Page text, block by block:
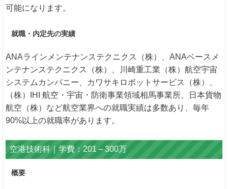
可能になります。
就職・内定先の実績
ANAラインメンテナンステクニクス（株）、ANAベースメ
ンテナンステクニクス（株）、川崎重工業（株）航空宇宙
システムカンパニー、カワサキロボットサービス（株）、
（株）IHI 航空・宇宙・防衛事業領域相馬事業所、日本貨物
航空（株）など航空業界への就職実績は多数あり、毎年
90%以上の就職率があります。
空港技術科｜学費：201～300万
概要